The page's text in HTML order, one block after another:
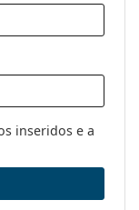
inseridos e a